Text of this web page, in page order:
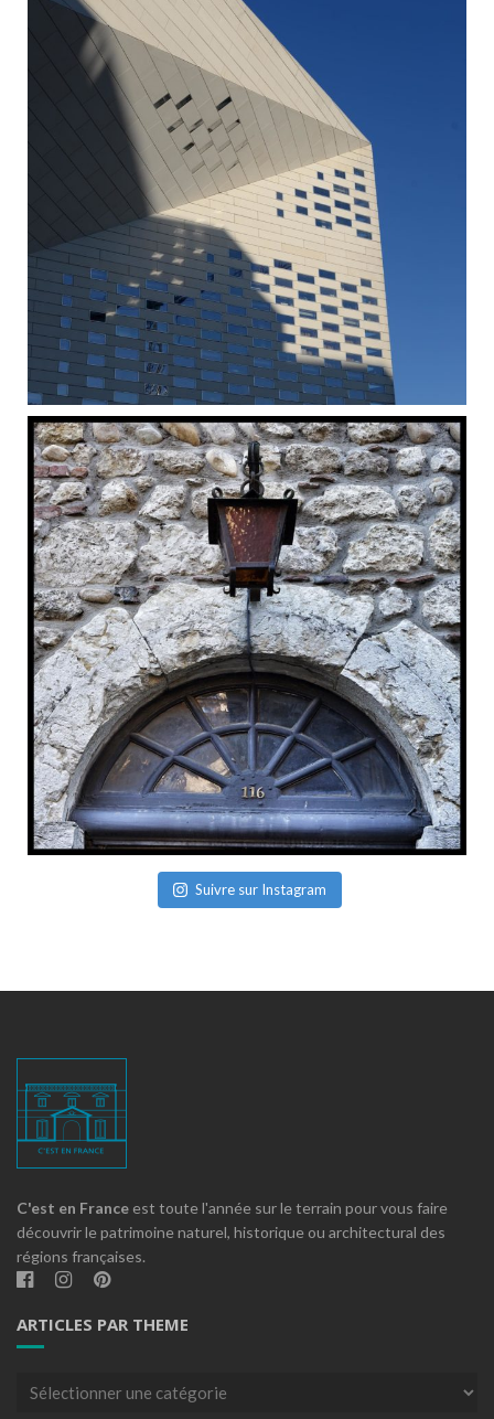
Suivre sur Instagram
C'est en France est toute l'année sur le terrain pour vous faire
découvrir le patrimoine naturel, historique ou architectural des
régions françaises.
ARTICLES PAR THEME
Articles